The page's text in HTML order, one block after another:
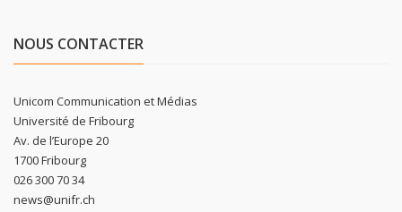
NOUS CONTACTER
Unicom Communication et Médias
Université de Fribourg
Av. de l’Europe 20
1700 Fribourg
026 300 70 34
news@unifr.ch